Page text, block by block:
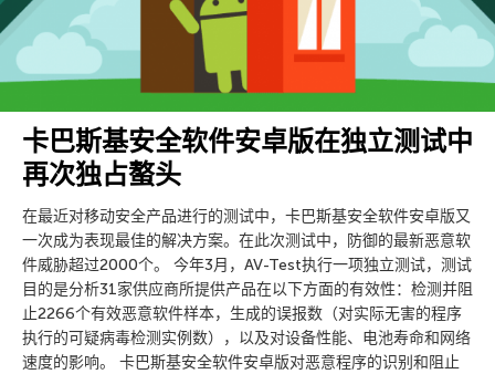
卡巴斯基安全软件安卓版在独立测试中
再次独占螯头
在最近对移动安全产品进行的测试中，卡巴斯基安全软件安卓版又
一次成为表现最佳的解决方案。在此次测试中，防御的最新恶意软
件威胁超过2000个。 今年3月，AV-Test执行一项独立测试，测试
目的是分析31家供应商所提供产品在以下方面的有效性：检测并阻
止2266个有效恶意软件样本，生成的误报数（对实际无害的程序
执行的可疑病毒检测实例数），以及对设备性能、电池寿命和网络
速度的影响。 卡巴斯基安全软件安卓版对恶意程序的识别和阻止